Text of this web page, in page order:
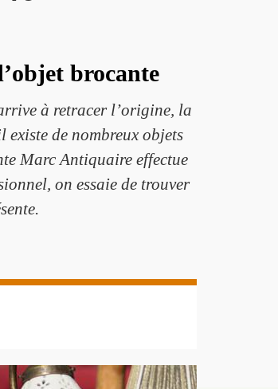
brocante
à retracer l’origine, la
existe de nombreux objets
Marc Antiquaire effectue
on essaie de trouver